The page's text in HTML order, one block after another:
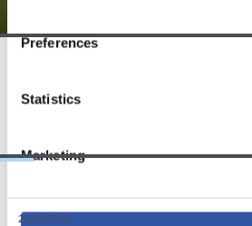
Preferences
Statistics
Marketing
2026/01/22